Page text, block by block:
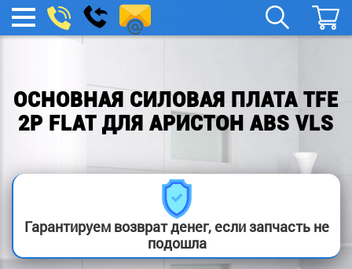
МЕНЮ
boylera@yandex.ru
Заказать
звонок
ОСНОВНАЯ СИЛОВАЯ ПЛАТА TFE
2P FLAT ДЛЯ АРИСТОН ABS VLS
Гарантируем возврат денег, если запчасть не
подошла